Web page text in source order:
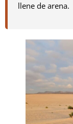
llene de arena.